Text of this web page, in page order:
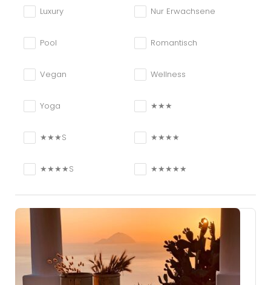
Luxury Nur Erwachsene
Pool Romantisch
Vegan Wellness
Yoga ★★★
★★★S ★★★★
★★★★S ★★★★★